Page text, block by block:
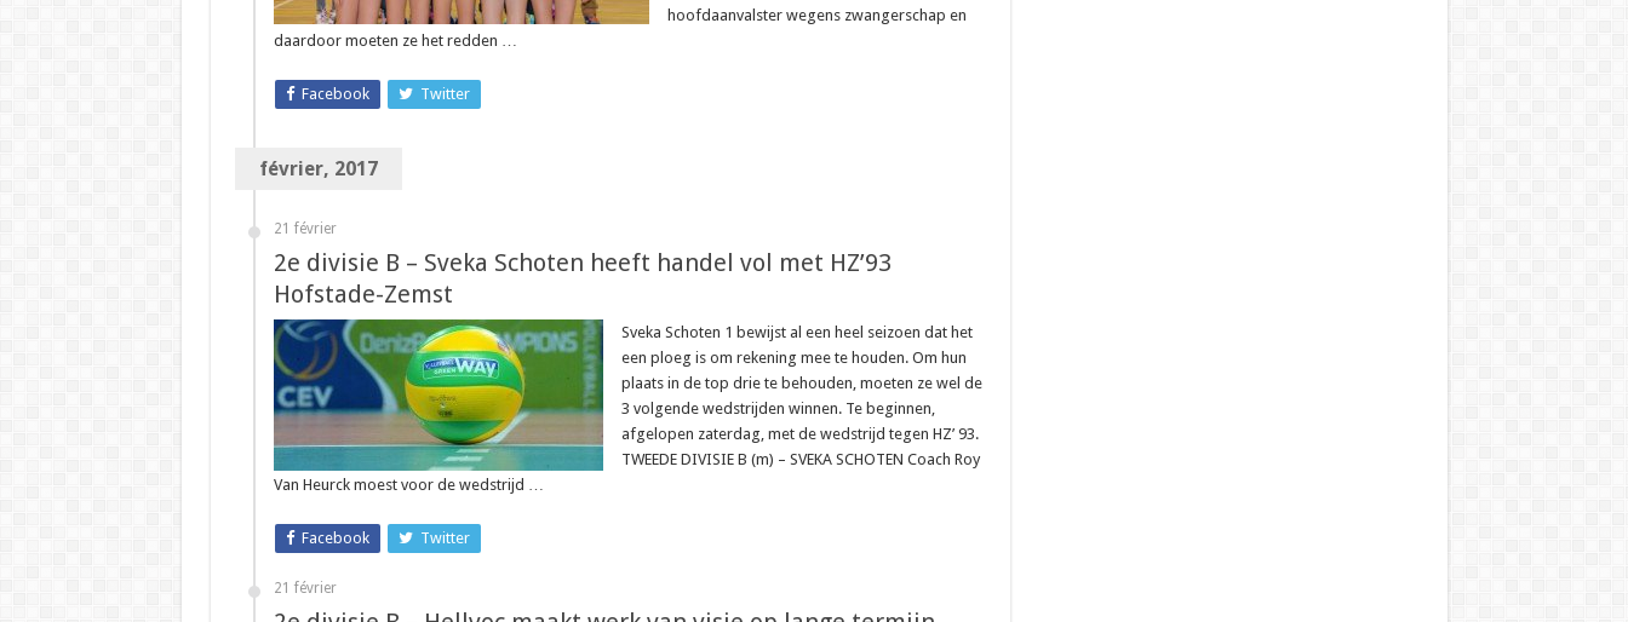
hoofdaanvalster wegens zwangerschap en
daardoor moeten ze het redden …
Facebook Twitter
février, 2017
21 février
2e divisie B – Sveka Schoten heeft handel vol met HZ’93
Hofstade-Zemst
Sveka Schoten 1 bewijst al een heel seizoen dat het
een ploeg is om rekening mee te houden. Om hun
plaats in de top drie te behouden, moeten ze wel de
3 volgende wedstrijden winnen. Te beginnen,
afgelopen zaterdag, met de wedstrijd tegen HZ’ 93.
TWEEDE DIVISIE B (m) – SVEKA SCHOTEN Coach Roy
Van Heurck moest voor de wedstrijd …
Facebook Twitter
21 février